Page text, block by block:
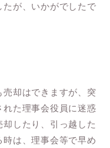
たが、いかがでしたで
却はできますが、突
た理事会役員に迷惑
したり、引っ越した
は、理事会等で早め